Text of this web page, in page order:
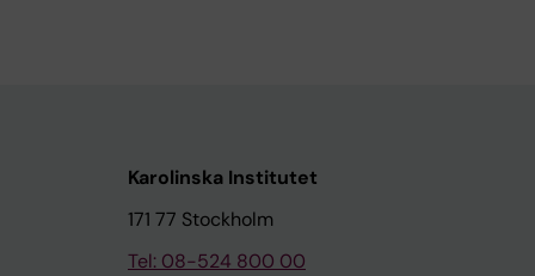
Karolinska Institutet
171 77 Stockholm
Tel: 08-524 800 00